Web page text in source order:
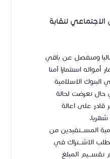
لنقابة
ومنفصل عن باقي
أمواله استثمارا آمنا
الاسلامية
تعرضت لحالة
قادر على اعالة
المســـتفيدين من
الاشـــتراك في
تقســـيم المبلغ